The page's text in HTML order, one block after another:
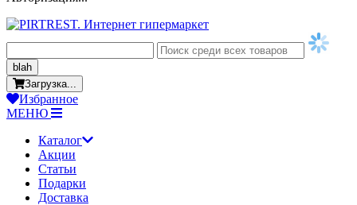
blah
Загрузка...
Избранное
МЕНЮ
Каталог
Акции
Статьи
Подарки
Доставка